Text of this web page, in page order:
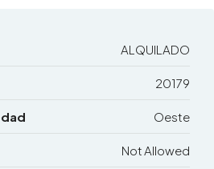
ALQUILADO
20179
Oeste
Not Allowed